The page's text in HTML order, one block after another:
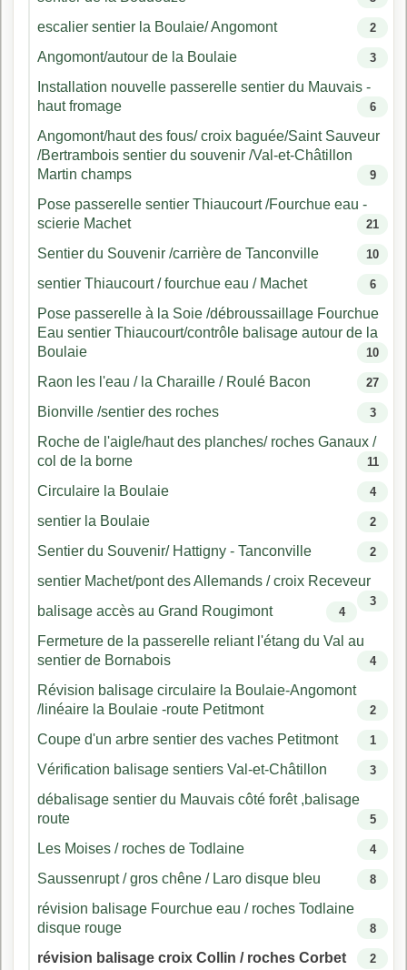
escalier sentier la Boulaie/ Angomont 2
Angomont/autour de la Boulaie 3
Installation nouvelle passerelle sentier du Mauvais -
haut fromage
6
Angomont/haut des fous/ croix baguée/Saint Sauveur
/Bertrambois sentier du souvenir /Val-et-Châtillon
Martin champs
9
Pose passerelle sentier Thiaucourt /Fourchue eau -
scierie Machet
21
Sentier du Souvenir /carrière de Tanconville 10
sentier Thiaucourt / fourchue eau / Machet 6
Pose passerelle à la Soie /débroussaillage Fourchue
Eau sentier Thiaucourt/contrôle balisage autour de la
Boulaie
10
Raon les l'eau / la Charaille / Roulé Bacon 27
Bionville /sentier des roches 3
Roche de l'aigle/haut des planches/ roches Ganaux /
col de la borne
11
Circulaire la Boulaie 4
sentier la Boulaie 2
Sentier du Souvenir/ Hattigny - Tanconville 2
sentier Machet/pont des Allemands / croix Receveur
3
balisage accès au Grand Rougimont 4
Fermeture de la passerelle reliant l'étang du Val au
sentier de Bornabois
4
Révision balisage circulaire la Boulaie-Angomont
/linéaire la Boulaie -route Petitmont
2
Coupe d'un arbre sentier des vaches Petitmont 1
Vérification balisage sentiers Val-et-Châtillon 3
débalisage sentier du Mauvais côté forêt ,balisage
route
5
Les Moises / roches de Todlaine 4
Saussenrupt / gros chêne / Laro disque bleu 8
révision balisage Fourchue eau / roches Todlaine
disque rouge
8
révision balisage croix Collin / roches Corbet 2